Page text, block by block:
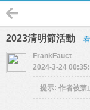
2023清明節活動
FrankFauct
2024-3-24
提示: 作者被禁